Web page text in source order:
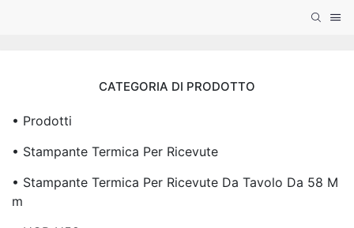
CATEGORIA DI PRODOTTO
• Prodotti
• Stampante Termica Per Ricevute
• Stampante Termica Per Ricevute Da Tavolo Da 58 M
M